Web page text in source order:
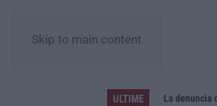
Skip to main content
ULTIME